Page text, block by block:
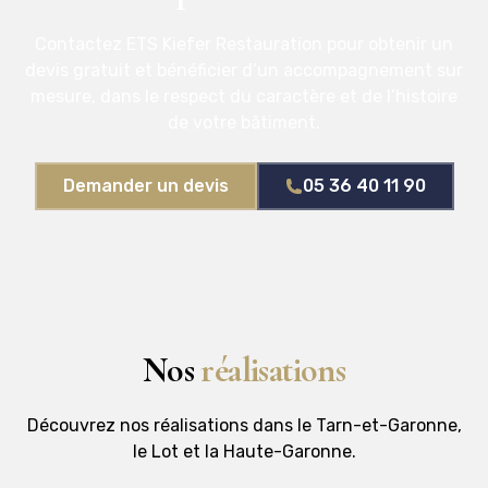
Demander un devis 05 36 40 11 90
Nosréalisations
Découvrez nos réalisations dans le Tarn-et-Garonne,
le Lot et la Haute-Garonne.